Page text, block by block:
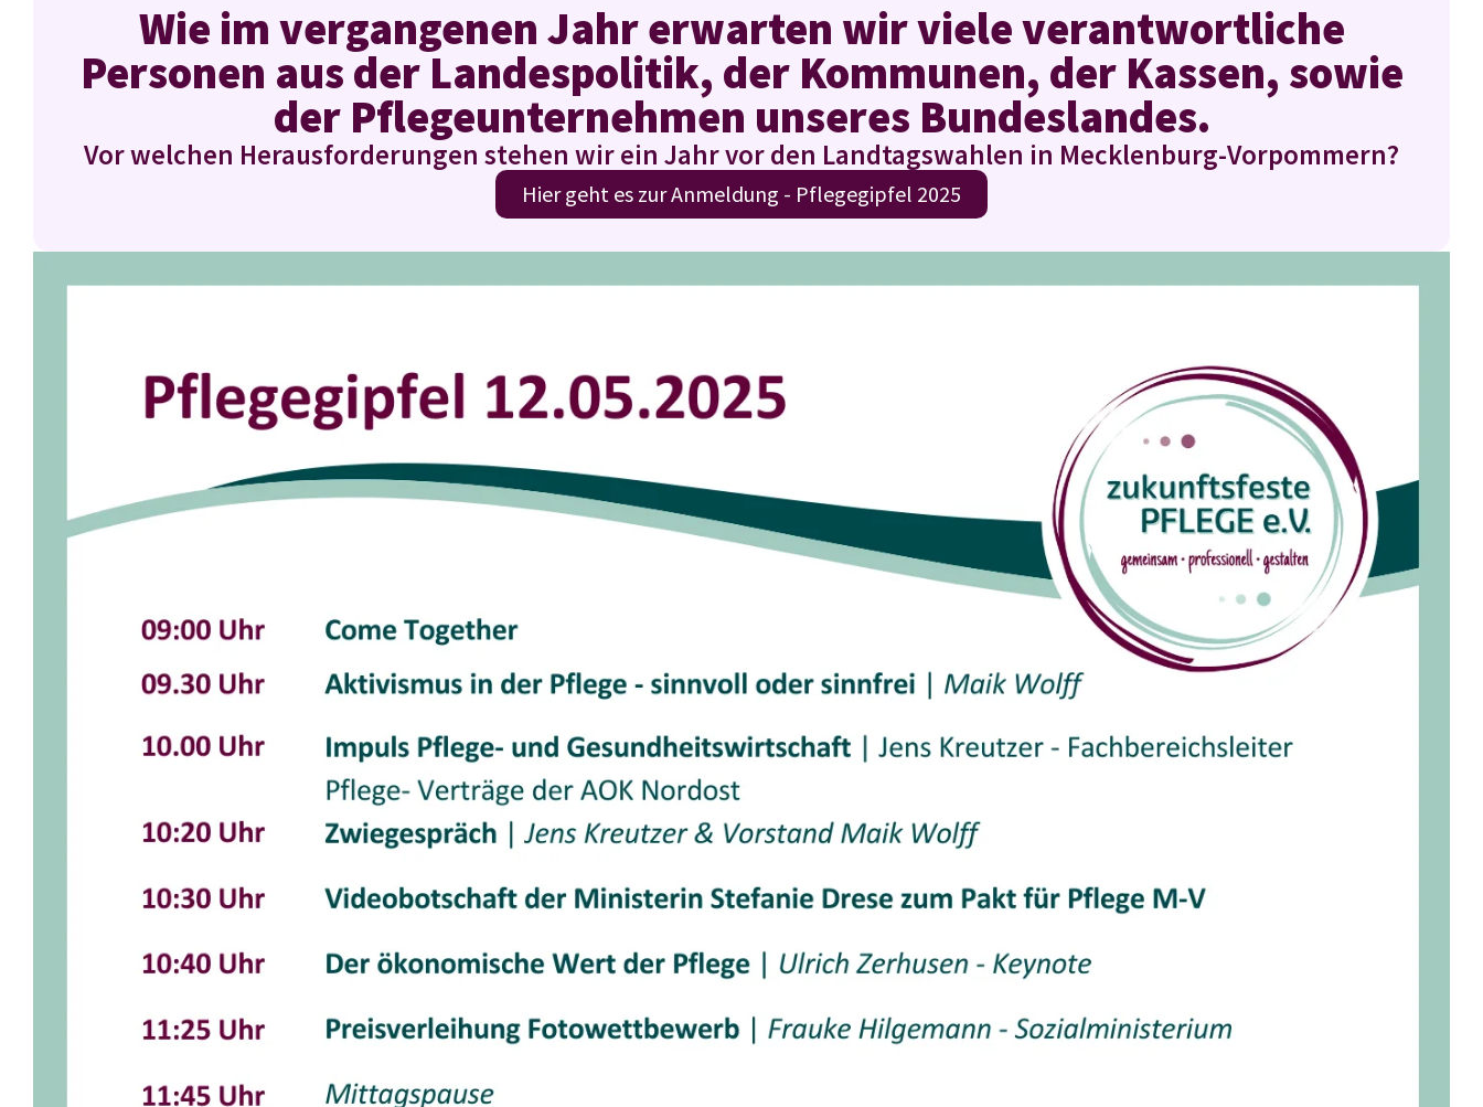
Wie im vergangenen Jahr erwarten wir viele verantwortliche
Personen aus der Landespolitik, der Kommunen, der Kassen, sowie
der Pflegeunternehmen unseres Bundeslandes.
Vor welchen Herausforderungen stehen wir ein Jahr vor den Landtagswahlen in Mecklenburg-Vorpommern?
Hier geht es zur Anmeldung - Pflegegipfel 2025